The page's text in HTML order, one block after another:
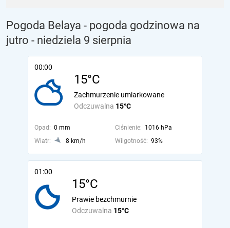
Pogoda Belaya - pogoda godzinowa na
jutro - niedziela 9 sierpnia
00:00
15°C
Odczuwalna 15°C
Zachmurzenie umiarkowane
Opad: 0 mm Ciśnienie: 1016 hPa
Wiatr:
8 km/h Wilgotność: 93%
01:00
15°C
Odczuwalna 15°C
Prawie bezchmurnie